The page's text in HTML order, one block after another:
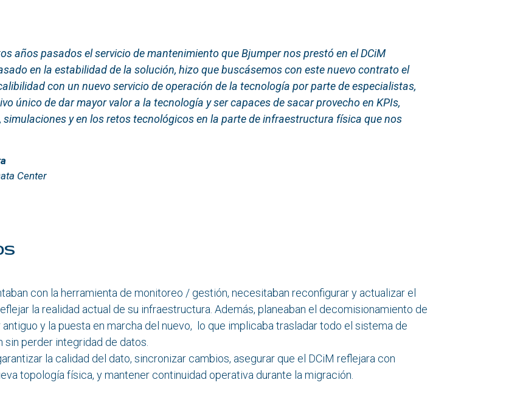
años pasados el servicio de mantenimiento que Bjumper nos prestó en el DCiM
en la estabilidad de la solución, hizo que buscásemos con este nuevo contrato el
con un nuevo servicio de operación de la tecnología por parte de especialistas,
único de dar mayor valor a la tecnología y ser capaces de sacar provecho en KPIs,
simulaciones y en los retos tecnológicos en la parte de infraestructura física que nos
Center
con la herramienta de monitoreo / gestión, necesitaban reconfigurar y actualizar el
la realidad actual de su infraestructura. Además, planeaban el decomisionamiento de
y la puesta en marcha del nuevo, lo que implicaba trasladar todo el sistema de
sin perder integridad de datos.
la calidad del dato, sincronizar cambios, asegurar que el DCiM reflejara con
topología física, y mantener continuidad operativa durante la migración.